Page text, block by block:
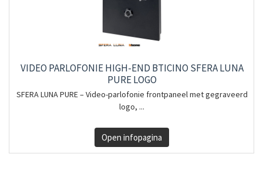
VIDEO PARLOFONIE HIGH-END BTICINO SFERA LUNA
PURE LOGO
SFERA LUNA PURE – Video-parlofonie frontpaneel met gegraveerd
logo, ...
Open infopagina